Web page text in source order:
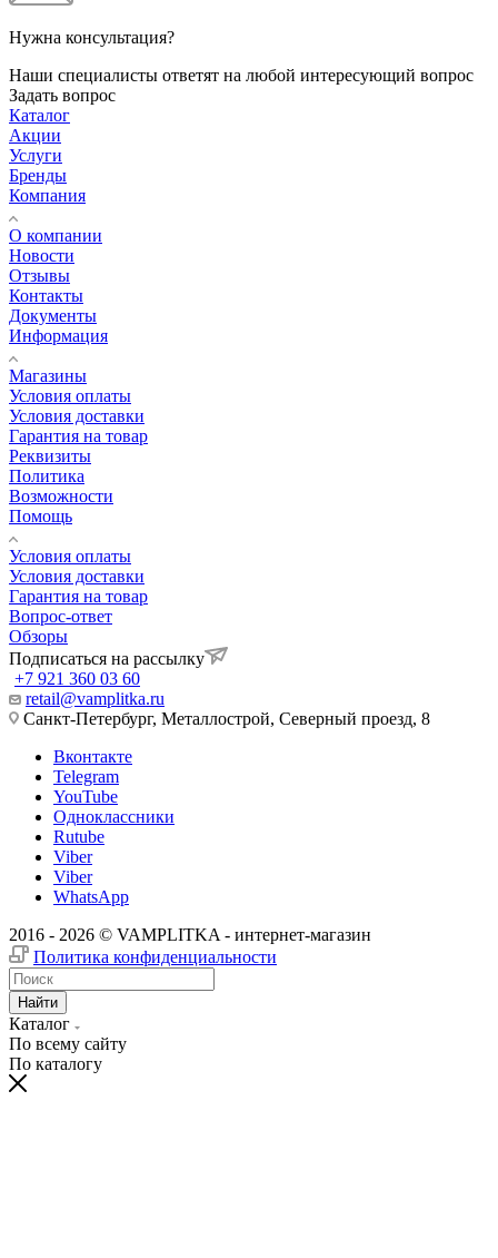
Нужна консультация?
Наши специалисты ответят на любой интересующий вопрос
Задать вопрос
Каталог
Акции
Услуги
Бренды
Компания
О компании
Новости
Отзывы
Контакты
Документы
Информация
Магазины
Условия оплаты
Условия доставки
Гарантия на товар
Реквизиты
Политика
Возможности
Помощь
Условия оплаты
Условия доставки
Гарантия на товар
Вопрос-ответ
Обзоры
Подписаться на рассылку
+7 921 360 03 60
retail@vamplitka.ru
Санкт-Петербург, Металлострой, Северный проезд, 8
Вконтакте
Telegram
YouTube
Одноклассники
Rutube
Viber
Viber
WhatsApp
2016 - 2026 © VAMPLITKA - интернет-магазин
Политика конфиденциальности
Найти
Каталог
По всему сайту
По каталогу